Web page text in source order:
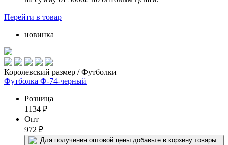
Перейти в товар
новинка
Королевский размер / Футболки
Футболка Ф-74-черный
Розница
1134 ₽
Опт
972 ₽